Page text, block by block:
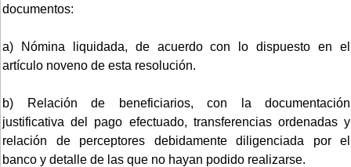
documentos:
a) Nómina liquidada, de acuerdo con lo dispuesto en el
artículo noveno de esta resolución.
b) Relación de beneficiarios, con la documentación
justificativa del pago efectuado, transferencias ordenadas y
relación de perceptores debidamente diligenciada por el
banco y detalle de las que no hayan podido realizarse.